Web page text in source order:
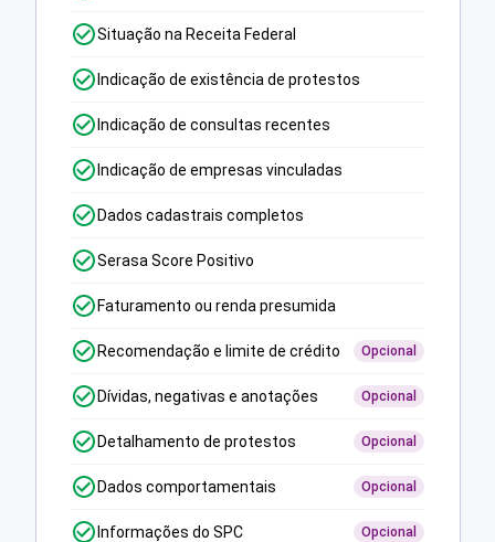
Situação na Receita Federal
Indicação de existência de protestos
Indicação de consultas recentes
Indicação de empresas vinculadas
Dados cadastrais completos
Serasa Score Positivo
Faturamento ou renda presumida
Recomendação e limite de crédito Opcional
Dívidas, negativas e anotações Opcional
Detalhamento de protestos Opcional
Dados comportamentais Opcional
Informações do SPC Opcional